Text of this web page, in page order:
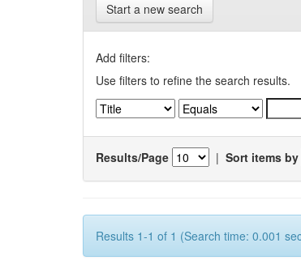
Start a new search
Add filters:
Use filters to refine the search results.
Results/Page | Sort items by
Results 1-1 of 1 (Search time: 0.001